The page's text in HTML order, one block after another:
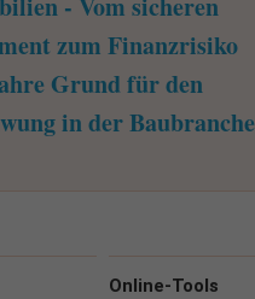
zum Finanzrisiko
Grund für den
in der Baubranche
Online-Tools